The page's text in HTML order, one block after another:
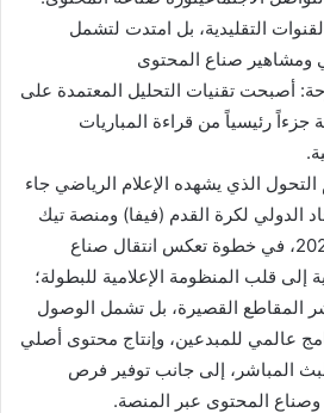
التقليدية، بل امتدت لتشمل
ومشاهير صناع المحتوى
أصبحت تقنيات التحليل المعتمدة على
جزءاً رئيسياً من قراءة المباريات
الذي يشهده الإعلام الرياضي جاء
الدولي لكرة القدم (فيفا) ومنصة تيك
توك لتغطية كأس العالم 2026، في خطوة تعكس انتقال صناع
قلب المنظومة الإعلامية للبطولة؛
المقاطع القصيرة، بل تشمل الوصول
عالمي للمبدعين، وإنتاج محتوى أصلي
المباشر، إلى جانب توفير فرص
وصناع المحتوى عبر المنصة.